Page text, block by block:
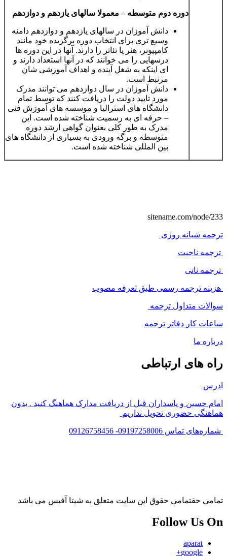
دوره دوم متوسطه – معمولا سالهای یازدهم و دوازدهم
دانش آموزان در سالهای یازدهم و دوازدهم دامنه
وسیع تری برای انتخاب دوره برگزیده خود مانند
کامپیوتر، هنر یا تئاتر را دارند. آنها در این دوره ها
درسهایی را می خوانند که در آنها استعداد دارند و
ای اینکه به شغل آینده و اهداف آموزشی شان
مرتبط است.
دانش آموزان در سال دوازدهم می توانند مدرک
مورد تایید دولت را دریافت کنند که توسط تمام
دانشگاه های استرالیا و موسسه های آموزش فنی
– حرفه ای به رسمیت شناخته شده است. این
مدرک به طور کلی بعنوان گواهی ارشد دوره
متوسطه و برگه ورودی به بسیاری از دانشگاه های
بین المللی شناخته شده است.
sitename.com/node/233
ترجمه شبانه روزی
ترجمه ناجیت
ترجمه ناتی
هزینه ترجمه رسمی طبق تعرفه مصوب
سوالات متداول ترجمه
ساعات کار دفاتر ترجمه
درباره ما
راه های ارتباطی
ادرس
امام حسین و پاسداران قبل از دریافت مدارک هماهنگ کنید . بدون
هماهنگی حضوری تحویل نداریم
شماره‌های تماس 09197258006- 09126758456
تمامی حقتمامی حقوق این سایت متعلق به شبتا آفیس می باشد
Follow Us On
aparat
google+